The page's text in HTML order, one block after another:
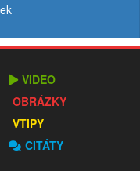
VIDEO
OBRÁZKY
VTIPY
CITÁTY